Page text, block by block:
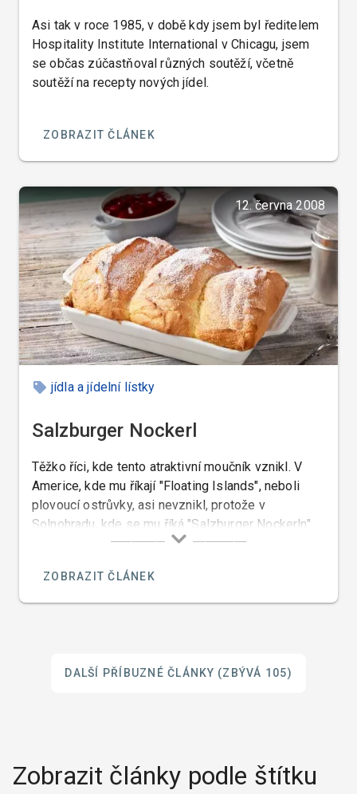
Asi tak v roce 1985, v době kdy jsem byl ředitelem
Hospitality Institute International v Chicagu, jsem
se občas zúčastňoval různých soutěží, včetně
soutěží na recepty nových jídel.
ZOBRAZIT ČLÁNEK
12. června 2008
jídla a jídelní lístky
Salzburger Nockerl
Těžko říci, kde tento atraktivní moučník vznikl. V
Americe, kde mu říkají "Floating Islands", neboli
plovoucí ostrůvky, asi nevznikl, protože v
Solnohradu, kde se mu říká "Salzburger Nockerln"
znali tyto noky údajně už před objevením Ameriky, a
připíšeme Italům a nebo Rakušanům.
ZOBRAZIT ČLÁNEK
DALŠÍ PŘÍBUZNÉ ČLÁNKY (ZBÝVÁ 105)
Zobrazit články podle štítku